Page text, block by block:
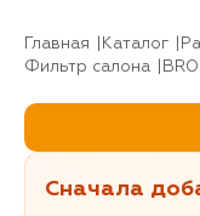
Главная Каталог
Фильтр салона
Сначала